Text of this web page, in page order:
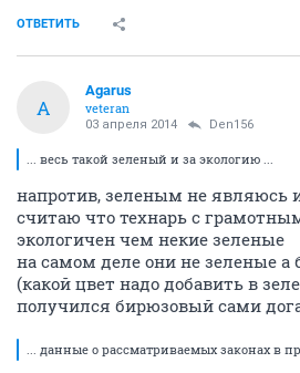
ОТВЕТИТЬ
A
Agarus
veteran
03 апреля 2014 Den156
... весь такой зеленый и за экологию ...
напротив, зеленым не являюсь
считаю что технарь с
экологичен чем некие зеленые
на самом деле они не зеленые а
(какой цвет надо добавить в
получился бирюзовый сами
... данные о рассматриваемых законах в